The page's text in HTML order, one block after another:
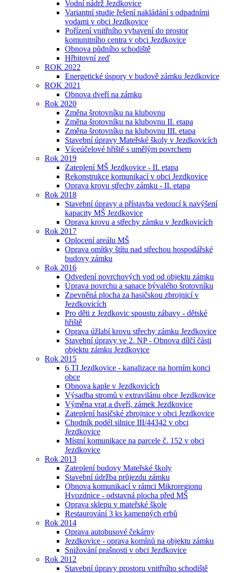
Vodní nádrž Jezdkovice
Variantní studie řešení nakládání s odpadními
vodami v obci Jezdkovice
Pořízení vnitřního vybavení do prostor
komunitního centra v obci Jezdkovice
Obnova půdního schodiště
Hřbitovní zeď
ROK 2022
Energetické úspory v budově zámku Jezdkovice
ROK 2021
Obnova dveří na zámku
Rok 2020
Změna šrotovníku na klubovnu
Změna šrotovníku na klubovnu II. etapa
Změna šrotovníku na klubovnu III. etapa
Stavební úpravy Mateřské školy v Jezdkovicích
Víceúčelové hřiště s umělým povrchem
Rok 2019
Zateplení MŠ Jezdkovice - II. etapa
Rekonstrukce komunikací v obci Jezdkovice
Oprava krovu střechy zámku - II. etapa
Rok 2018
Stavební úpravy a přístavba vedoucí k navýšení
kapacity MŠ Jezdkovice
Oprava krovu a střechy zámku v Jezdkovicích
Rok 2017
Oplocení areálu MŠ
Oprava omítky štítu nad střechou hospodářské
budovy zámku
Rok 2016
Odvedení povrchových vod od objektu zámku
Úprava povrchu a sanace bývalého šrotovníku
Zpevněná plocha za hasičskou zbrojnicí v
Jezdkovicích
Pro děti z Jezdkovic spoustu zábavy - dětské
hřiště
Oprava úžlabí krovu střechy zámku Jezdkovice
Stavební úpravy ve 2. NP - Obnova dílčí části
objektu zámku Jezdkovice
Rok 2015
6 TI Jezdkovice - kanalizace na horním konci
obce
Obnova kaple v Jezdkovicích
Výsadba stromů v extravilánu obce Jezdkovice
Výměna vrat a dveří, zámek Jezdkovice
Zateplení hasičské zbrojnice v obci Jezdkovice
Chodník podél silnice III/44342 v obci
Jezdkovice
Místní komunikace na parcele č. 152 v obci
Jezdkovice
Rok 2013
Zateplení budovy Mateřské školy
Stavební údržba průjezdu zámku
Obnova komunikací v rámci Mikroregionu
Hvozdnice - odstavná plocha před MŠ
Oprava sklepu v mateřské škole
Restaurování 3 ks kamenných erbů
Rok 2014
Oprava autobusové čekárny
Jezdkovice - oprava komínů na objektu zámku
Snižování prašnosti v obci Jezdkovice
Rok 2012
Stavební úpravy prostoru vnitřního schodiště